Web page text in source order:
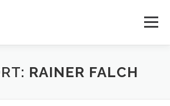
Menü
STREITKULTUR-BLOG
RAINER FALCH